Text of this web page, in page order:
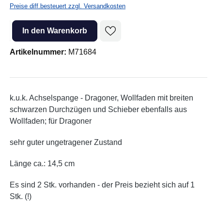
Preise diff.besteuert zzgl. Versandkosten
Produkt Anzahl: Gib den gewünschten Wert ein oder benutze die
In den Warenkorb
Artikelnummer: M71684
k.u.k. Achselspange - Dragoner, Wollfaden mit breiten
schwarzen Durchzügen und Schieber ebenfalls aus
Wollfaden; für Dragoner
sehr guter ungetragener Zustand
Länge ca.: 14,5 cm
Es sind 2 Stk. vorhanden - der Preis bezieht sich auf 1
Stk. (!)